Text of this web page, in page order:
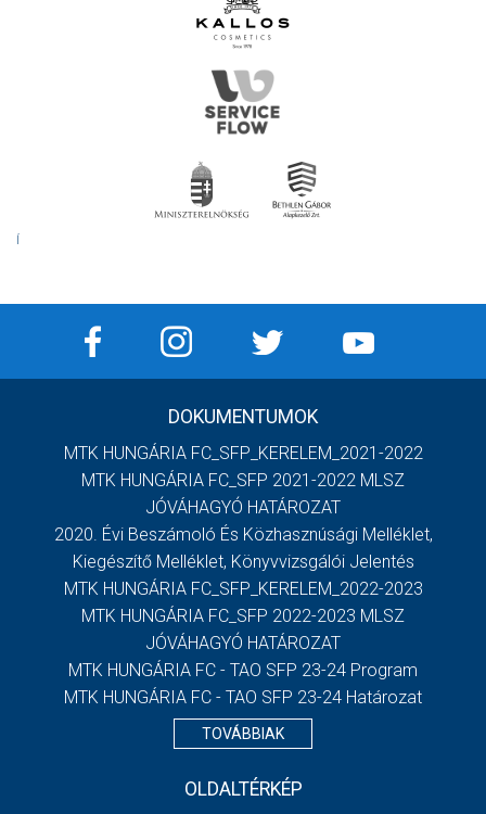
DOKUMENTUMOK
MTK HUNGÁRIA FC_SFP_KERELEM_2021-2022
MTK HUNGÁRIA FC_SFP 2021-2022 MLSZ
JÓVÁHAGYÓ HATÁROZAT
2020. Évi Beszámoló És Közhasznúsági Melléklet,
Kiegészítő Melléklet, Könyvvizsgálói Jelentés
MTK HUNGÁRIA FC_SFP_KERELEM_2022-2023
MTK HUNGÁRIA FC_SFP 2022-2023 MLSZ
JÓVÁHAGYÓ HATÁROZAT
MTK HUNGÁRIA FC - TAO SFP 23-24 Program
MTK HUNGÁRIA FC - TAO SFP 23-24 Határozat
TOVÁBBIAK
OLDALTÉRKÉP